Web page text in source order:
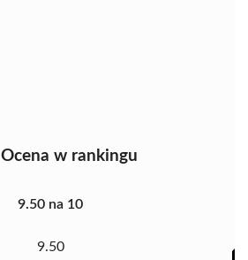
Ocena w rankingu
9.50 na 10
9.50